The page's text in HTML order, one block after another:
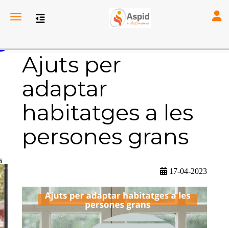
Toggle navigation
Ajuts per
adaptar
habitatges a les
persones grans
17-04-2023